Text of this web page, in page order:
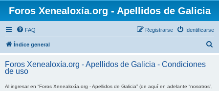
Foros Xenealoxía.org - Apellidos de Galicia
FAQ Identificarse
Registrarse
Índice general
c
Foros Xenealoxía.org - Apellidos de Galicia - Condiciones
de uso
Al ingresar en “Foros Xenealoxía.org - Apellidos de Galicia” (de aquí en adelante “nosotros”,